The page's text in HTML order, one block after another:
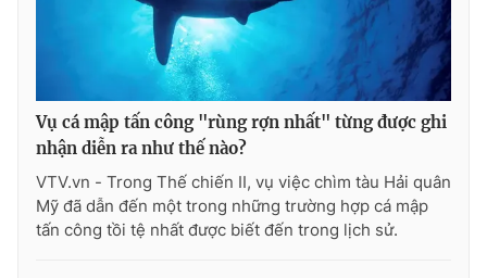
THỜI BÁO VTV
Theo dõi báo trên
Vụ cá mập tấn công "rùng rợn nhất" từng được ghi
nhận diễn ra như thế nào?
VTV.vn - Trong Thế chiến II, vụ việc chìm tàu Hải quân
Mỹ đã dẫn đến một trong những trường hợp cá mập
tấn công tồi tệ nhất được biết đến trong lịch sử.